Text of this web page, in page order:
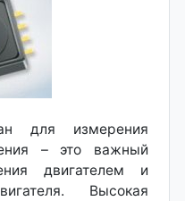
для измерения
– это важный
двигателем и
Высокая